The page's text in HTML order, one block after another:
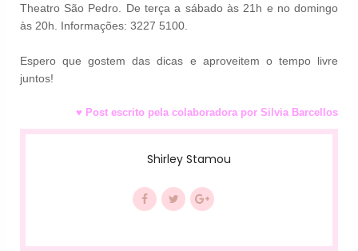
Theatro São Pedro. De terça a sábado às 21h e no domingo
às 20h. Informações: 3227 5100.
Espero que gostem das dicas e aproveitem o tempo livre
juntos!
♥ Post escrito pela colaboradora por Silvia Barcellos
Shirley Stamou